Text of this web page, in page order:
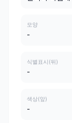
모양
-
식별표시(뒤)
-
색상(앞)
-